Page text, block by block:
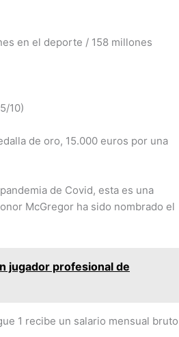
en el deporte / 158 millones
10)
de oro, 15.000 euros por una
de Covid, esta es una
McGregor ha sido nombrado el
jugador profesional de
1 recibe un salario mensual bruto